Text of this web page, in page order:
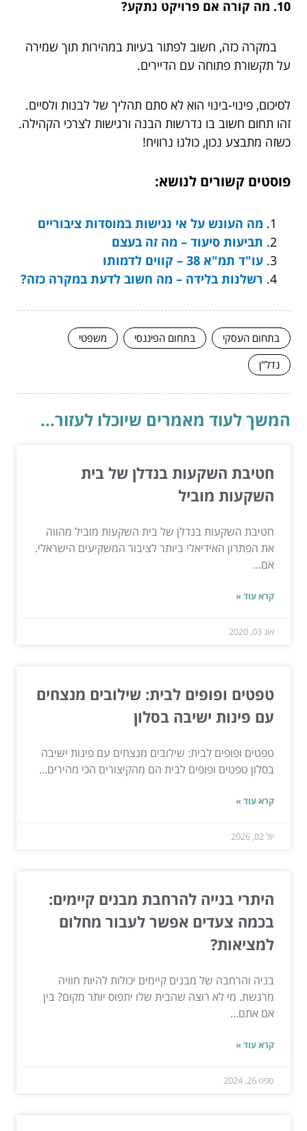
10. מה קורה אם פרויקט נתקע?
במקרה כזה, חשוב לפתור בעיות במהירות תוך שמירה
על תקשורת פתוחה עם הדיירים.
לסיכום, פינוי-בינוי הוא לא סתם תהליך של לבנות ולסיים.
זהו תחום חשוב בו נדרשות הבנה ורגישות לצרכי הקהילה.
כשזה מתבצע נכון, כולנו נרוויח!
פוסטים קשורים לנושא:
מה העונש על אי נגישות במוסדות ציבוריים
תביעות סיעוד – מה זה בעצם
עו"ד תמ"א 38 – קווים לדמותו
רשלנות בלידה – מה חשוב לדעת במקרה כזה?
בתחום העסקי בתחום הפיננסי
משפטי
נדל"ן
המשך לעוד מאמרים שיוכלו לעזור...
חטיבת השקעות בנדלן של בית
השקעות מוביל
חטיבת השקעות בנדלן של בית השקעות מוביל מהווה
את הפתרון האידיאלי ביותר לציבור המשקיעים הישראלי.
אם...
קרא עוד »
אוג 03, 2020
טפטים ופופים לבית: שילובים מנצחים
עם פינות ישיבה בסלון
טפטים ופופים לבית: שילובים מנצחים עם פינות ישיבה
בסלון טפטים ופופים לבית הם מהקיצורים הכי מהירים...
קרא עוד »
יול 02, 2026
היתרי בנייה להרחבת מבנים קיימים:
בכמה צעדים אפשר לעבור מחלום
למציאות?
בניה והרחבה של מבנים קיימים יכולות להיות חוויה
מרגשת. מי לא רוצה שהבית שלו יתפוס יותר מקום? בין
אם אתם...
קרא עוד »
ספט 26, 2024